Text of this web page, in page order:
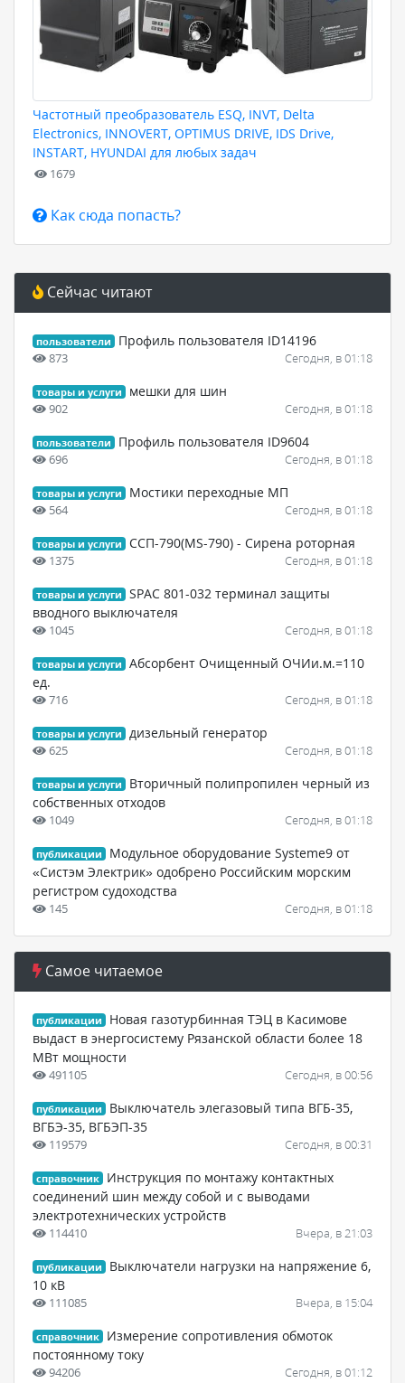
Частотный преобразователь ESQ, INVT, Delta
Electronics, INNOVERT, OPTIMUS DRIVE, IDS Drive,
INSTART, HYUNDAI для любых задач
1679
Как сюда попасть?
Сейчас читают
пользователи Профиль пользователя ID14196
873 Сегодня, в 01:18
товары и услуги мешки для шин
902 Сегодня, в 01:18
пользователи Профиль пользователя ID9604
696 Сегодня, в 01:18
товары и услуги Мостики переходные МП
564 Сегодня, в 01:18
товары и услуги ССП-790(MS-790) - Сирена роторная
1375 Сегодня, в 01:18
товары и услуги
SPAC 801-032 терминал защиты
вводного выключателя
1045 Сегодня, в 01:18
товары и услуги
Абсорбент Очищенный ОЧИи.м.=110
ед.
716 Сегодня, в 01:18
товары и услуги дизельный генератор
625 Сегодня, в 01:18
товары и услуги
Вторичный полипропилен черный из
собственных отходов
1049 Сегодня, в 01:18
публикации
Модульное оборудование Systeme9 от
«Систэм Электрик» одобрено Российским морским
регистром судоходства
145 Сегодня, в 01:18
Самое читаемое
публикации
Новая газотурбинная ТЭЦ в Касимове
выдаст в энергосистему Рязанской области более 18
МВт мощности
491105 Сегодня, в 00:56
публикации
Выключатель элегазовый типа ВГБ-35,
ВГБЭ-35, ВГБЭП-35
119579 Сегодня, в 00:31
справочник
Инструкция по монтажу контактных
соединений шин между собой и с выводами
электротехнических устройств
114410 Вчера, в 21:03
публикации
Выключатели нагрузки на напряжение 6,
10 кВ
111085 Вчера, в 15:04
справочник
Измерение сопротивления обмоток
постоянному току
94206 Сегодня, в 01:12